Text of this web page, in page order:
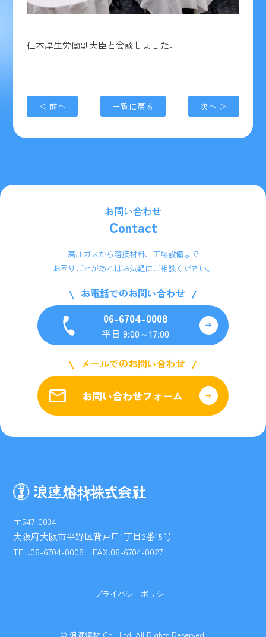
仁木厚生労働副大臣と会談しました。
＜ 前へ 一覧に戻る 次へ ＞
お問い合わせ
Contact
高圧ガスから溶接材料、工場設備まで
お困りごとがあればお気軽にご相談ください。
お電話でのお問い合わせ
06-6704-0008
平日 9:00～17:00
メールでのお問い合わせ
お問い合わせフォーム
〒547-0034
大阪府大阪市平野区背戸口1丁目2番15号
TEL.06-6704-0008 FAX.06-6704-0027
プライバシーポリシー
© 浪速熔材 Co., Ltd. All Rights Reserved.